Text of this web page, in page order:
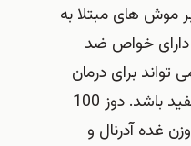
موش های مبتلا به
خواص ضد
برای درمان
مفید باشد. دوز 100
غده آدرنال و